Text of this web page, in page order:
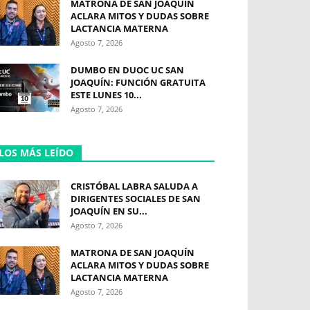
MATRONA DE SAN JOAQUÍN
ACLARA MITOS Y DUDAS SOBRE
LACTANCIA MATERNA
Agosto 7, 2026
DUMBO EN DUOC UC SAN
JOAQUÍN: FUNCIÓN GRATUITA
ESTE LUNES 10...
Agosto 7, 2026
MÁS LEÍDO
CRISTÓBAL LABRA SALUDA A
DIRIGENTES SOCIALES DE SAN
JOAQUÍN EN SU...
Agosto 7, 2026
MATRONA DE SAN JOAQUÍN
ACLARA MITOS Y DUDAS SOBRE
LACTANCIA MATERNA
Agosto 7, 2026